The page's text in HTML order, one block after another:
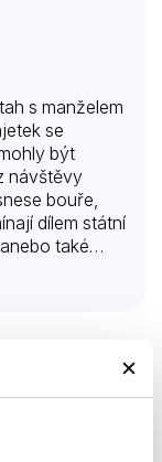
s manželem
se
být
návštěvy
bouře,
dílem státní
také